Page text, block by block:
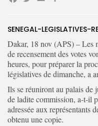
SENEGAL-LEGISLATIVES-
Dakar, 18 nov (APS) – Les
de recensement des votes
heures, pour préparer la
législatives de dimanche, a
Ils se réuniront au palais de
de ladite commission, a-t-il
adressée aux représentants
obtenu une copie.